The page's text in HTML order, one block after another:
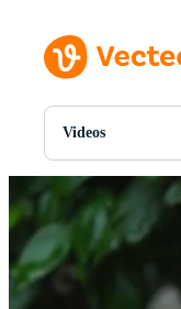
Videos
Todas
Fotos
PNGs
PSDs
SVGs